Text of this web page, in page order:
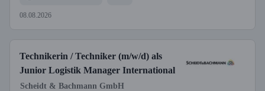
08.08.2026
Technikerin / Techniker (m/w/d) als
Junior Logistik Manager International
Scheidt & Bachmann GmbH